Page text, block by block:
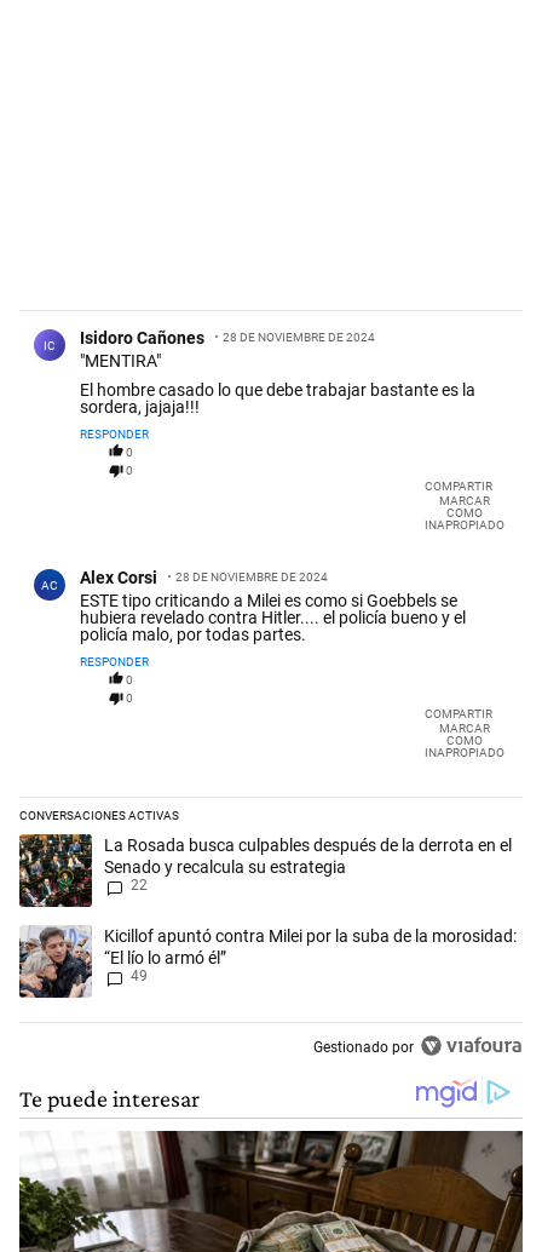
IC Isidoro Cañones 28 DE NOVIEMBRE DE 2024
"MENTIRA"
El hombre casado lo que debe trabajar bastante es la
sordera, jajaja!!!
RESPONDER
0
0
COMPARTIR
MARCAR
COMO
INAPROPIADO
AC Alex Corsi 28 DE NOVIEMBRE DE 2024
ESTE tipo criticando a Milei es como si Goebbels se
hubiera revelado contra Hitler.... el policía bueno y el
policía malo, por todas partes.
RESPONDER
0
0
COMPARTIR
MARCAR
COMO
INAPROPIADO
CONVERSACIONES ACTIVAS
Este listado muestra los artículos con más comentarios en los
Un artículo de tendencia con el título "La Rosada busca culpables
La Rosada busca culpables después de la derrota en el
Senado y recalcula su estrategia
22
Un artículo de tendencia con el título "Kicillof apuntó contra Milei por
Kicillof apuntó contra Milei por la suba de la morosidad:
“El lío lo armó él”
49
Gestionado por